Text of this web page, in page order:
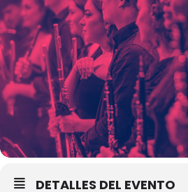
DETALLES DEL EVENTO